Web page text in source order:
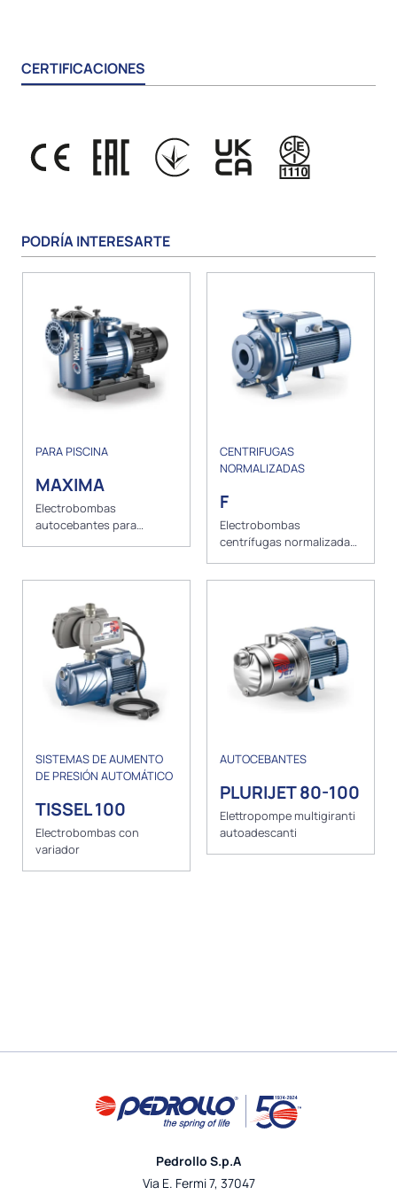
CERTIFICACIONES
PODRÍA INTERESARTE
PARA PISCINA
MAXIMA
Electrobombas
autocebantes para
CENTRIFUGAS
NORMALIZADAS
F
Electrobombas
centrífugas normalizadas
SISTEMAS DE AUMENTO
DE PRESIÓN AUTOMÁTICO
TISSEL 100
Electrobombas con
variador
AUTOCEBANTES
PLURIJET 80-100
Elettropompe multigiranti
autoadescanti
Pedrollo S.p.A
Via E. Fermi 7, 37047